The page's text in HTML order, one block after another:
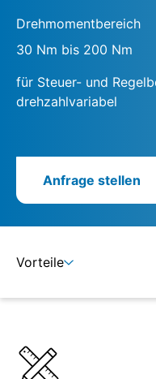
Drehmomentbereich
30 Nm bis 200 Nm
für Steuer- und
drehzahlvariabel
Anfrage stellen
Vorteile